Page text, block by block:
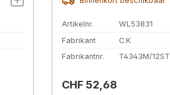
Artikelnr.
WL53831
Fabrikant
C.K
Fabrikantnr.
T4343M/12ST
Normale prijs:
CHF 52,68